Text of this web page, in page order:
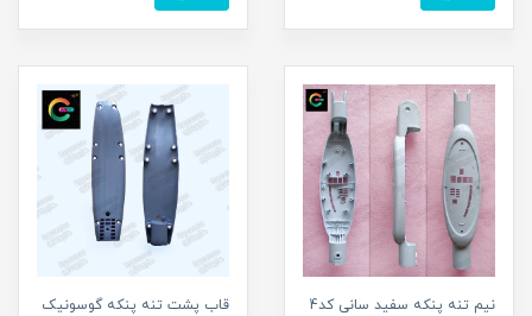
نیم تنه پنکه سفید سانی کد4
قاب پشت تنه پنکه گوسونیک